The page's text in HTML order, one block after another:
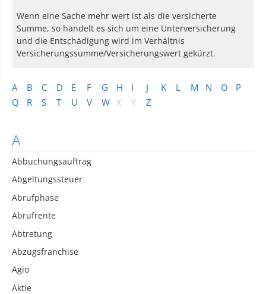
A B C D E F G H I J K L M N O
P
Q
R S T U V W X Y Z
A
Abbuchungsauftrag
Abgeltungssteuer
Abrufphase
Abrufrente
Abtretung
Abzugsfranchise
Agio
Aktie
Wenn eine Sache mehr wert ist als die versicherte
Summe, so handelt es sich um eine Unterversicherung
und die Entschädigung wird im Verhältnis
Versicherungssumme/Versicherungswert gekürzt.